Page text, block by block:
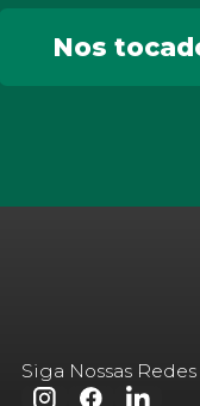
Nos
Siga Nossas Redes